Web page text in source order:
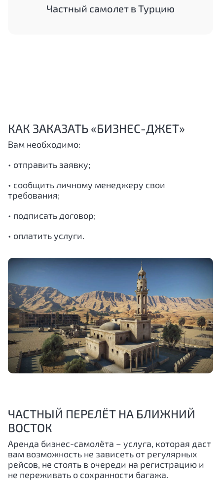
Частный самолет в Турцию
КАК ЗАКАЗАТЬ «БИЗНЕС-ДЖЕТ»
Вам необходимо:
• отправить заявку;
• сообщить личному менеджеру свои
требования;
• подписать договор;
• оплатить услуги.
ЧАСТНЫЙ ПЕРЕЛЁТ НА БЛИЖНИЙ
ВОСТОК
Аренда бизнес-самолёта − услуга, которая даст
вам возможность не зависеть от регулярных
рейсов, не стоять в очереди на регистрацию и
не переживать о сохранности багажа.